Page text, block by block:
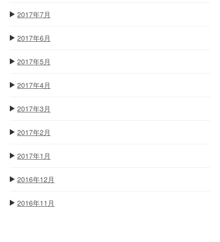
2017年7月
2017年6月
2017年5月
2017年4月
2017年3月
2017年2月
2017年1月
2016年12月
2016年11月